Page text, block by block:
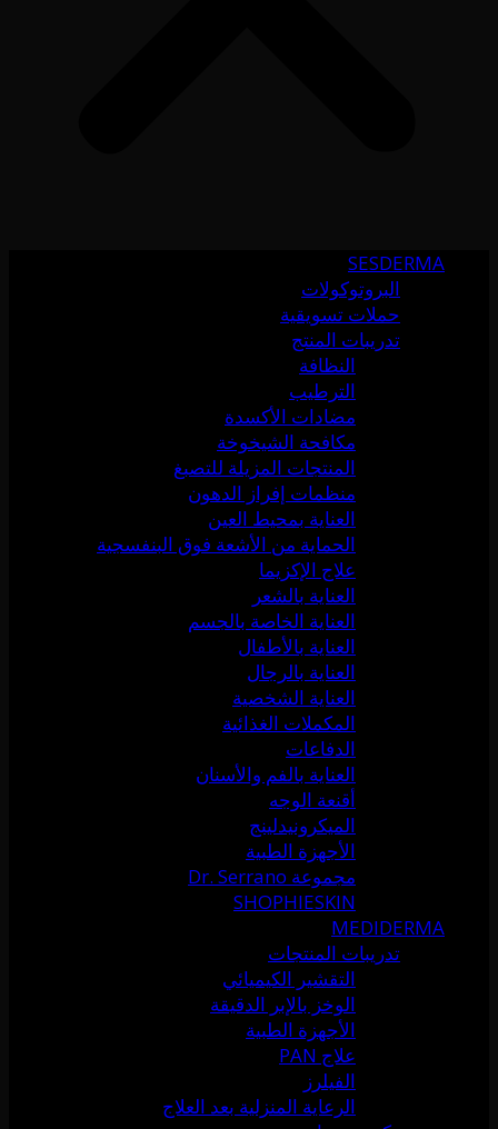
SESDERMA
البروتوكولات
حملات تسويقية
تدريبات المنتج
النظافة
الترطيب
مضادات الأكسدة
مكافحة الشيخوخة
المنتجات المزيلة للتصبغ
منظمات إفراز الدهون
العناية بمحيط العين
الحماية من الأشعة فوق البنفسجية
علاج الإكزيما
العناية بالشعر
العناية الخاصة بالجسم
العناية بالأطفال
العناية بالرجال
العناية الشخصية
المكملات الغذائية
الدفاعات
العناية بالفم والأسنان
أقنعة الوجه
الميكرونيدلينج
الأجهزة الطبية
مجموعة Dr. Serrano
SHOPHIESKIN
MEDIDERMA
تدريبات المنتجات
التقشير الكيميائي
الوخز بالإبر الدقيقة
الأجهزة الطبية
علاج PAN
الفيلرز
الرعاية المنزلية بعد العلاج